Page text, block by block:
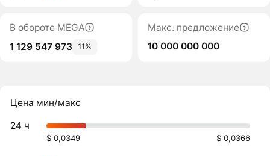
В обороте MEGA
1 129 547 973 11%
Макс. предложение
10 000 000 000
Цена мин/макс
24 ч
$ 0,0349 $ 0,0366